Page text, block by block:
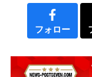
フォロー